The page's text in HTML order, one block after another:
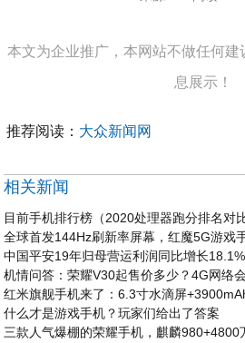
本文为企业推广，本网站不做任何
息展示！
推荐阅读： 大众新闻网
相关新闻
目前手机排行榜（2020处理器跑分排名对比
全球首发144Hz刷新率屏幕，红魔5G游戏
中国平安19年归母营运利润同比增长
机情问答：荣耀V30起售价多少？4G网络
红米旗舰手机来了：6.3寸水滴屏
什么才是游戏手机？玩家们给出了答案
三款人气爆棚的荣耀手机，麒麟980+4800